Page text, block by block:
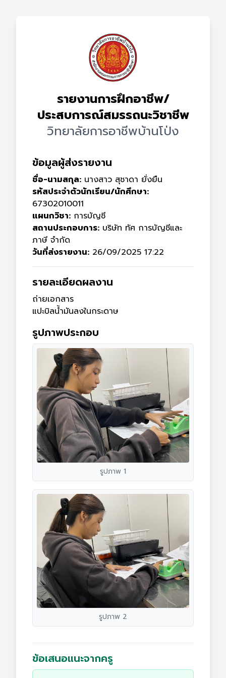
รายงานการฝึกอาชีพ/
ประสบการณ์สมรรถนะวิชาชีพ
วิทยาลัยการอาชีพบ้านโป่ง
ข้อมูลผู้ส่งรายงาน
ชื่อ-นามสกุล: นางสาว สุชาดา ยั่งยืน
รหัสประจำตัวนักเรียน/นักศึกษา:
67302010011
แผนกวิชา: การบัญชี
สถานประกอบการ: บริษัท ทัศ การบัญชีและ
ภาษี จำกัด
วันที่ส่งรายงาน: 26/09/2025 17:22
รายละเอียดผลงาน
ถ่ายเอกสาร
แปะบิลน้ำมันลงในกระดาษ
รูปภาพประกอบ
รูปภาพ 1
รูปภาพ 2
ข้อเสนอแนะจากครู